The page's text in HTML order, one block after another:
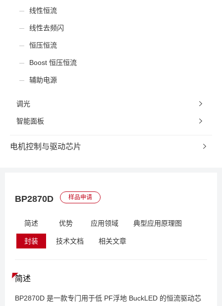
线性恒流
线性去频闪
恒压恒流
Boost 恒压恒流
辅助电源
调光
智能面板
电机控制与驱动芯片
BP2870D 样品申请
简述 优势 应用领域 典型应用原理图
封装 技术文档 相关文章
简述
BP2870D 是一款专门用于低 PF浮地 BuckLED 的恒流驱动芯